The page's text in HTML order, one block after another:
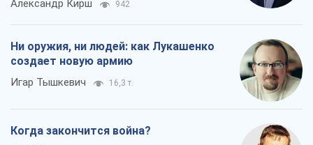
Александр Кирш 942
Ни оружия, ни людей: как Лукашенко
создает новую армию
Игар Тышкевич 16,3 т.
Когда закончится война?